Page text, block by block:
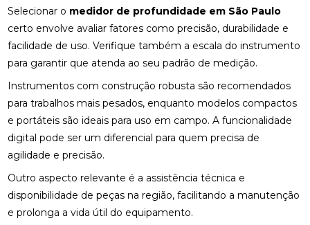
Selecionar o medidor de profundidade em São Paulo
certo envolve avaliar fatores como precisão, durabilidade e
facilidade de uso. Verifique também a escala do instrumento
para garantir que atenda ao seu padrão de medição.
Instrumentos com construção robusta são recomendados
para trabalhos mais pesados, enquanto modelos compactos
e portáteis são ideais para uso em campo. A funcionalidade
digital pode ser um diferencial para quem precisa de
agilidade e precisão.
Outro aspecto relevante é a assistência técnica e
disponibilidade de peças na região, facilitando a manutenção
e prolonga a vida útil do equipamento.